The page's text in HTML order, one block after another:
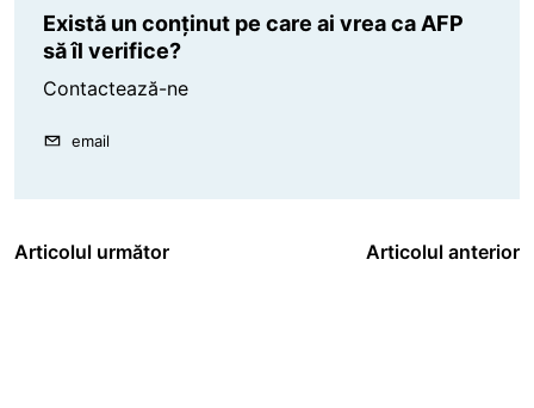
Există un conținut pe care ai vrea ca AFP
să îl verifice?
Contactează-ne
email
Articolul următor Articolul anterior